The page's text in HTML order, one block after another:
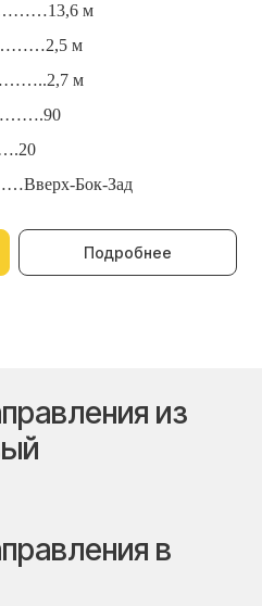
м
м
м
Бок-Зад
Подробнее
из
в